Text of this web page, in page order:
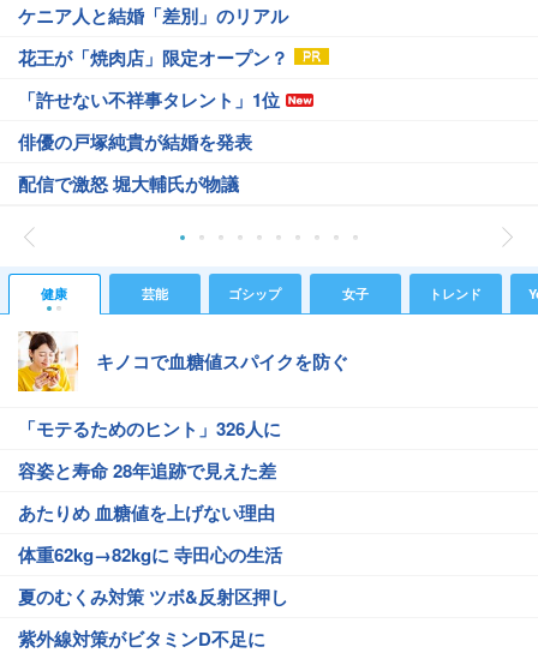
ケニア人と結婚「差別」のリアル
花王が「焼肉店」限定オープン？
「許せない不祥事タレント」1位
俳優の戸塚純貴が結婚を発表
配信で激怒 堀大輔氏が物議
健康 芸能 ゴシップ 女子 トレンド
キノコで血糖値スパイクを防ぐ
「モテるためのヒント」326人に
容姿と寿命 28年追跡で見えた差
あたりめ 血糖値を上げない理由
体重62kg→82kgに 寺田心の生活
夏のむくみ対策 ツボ&反射区押し
紫外線対策がビタミンD不足に